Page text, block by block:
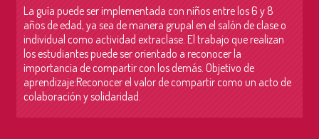
La guía puede ser implementada con niños entre los 6 y 8
años de edad, ya sea de manera grupal en el salón de clase o
individual como actividad extraclase. El trabajo que realizan
los estudiantes puede ser orientado a reconocer la
importancia de compartir con los demás. Objetivo de
aprendizaje:Reconocer el valor de compartir como un acto de
colaboración y solidaridad.